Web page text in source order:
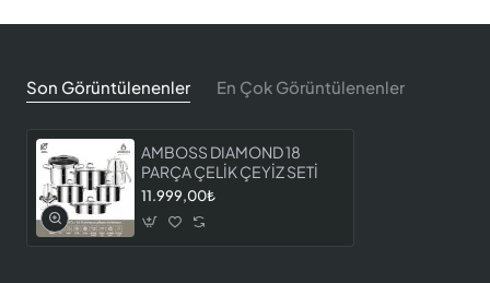
Son Görüntülenenler En Çok Görüntülenenler
AMBOSS DIAMOND 18
PARÇA ÇELİK ÇEYİZ SETİ
11.999,00₺